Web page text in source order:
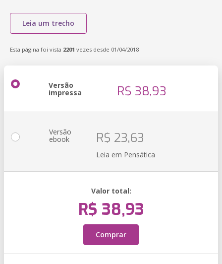
Leia um trecho
Esta página foi vista 2201 vezes desde 01/04/2018
Versão
impressa R$ 38,93
Versão
ebook R$ 23,63
Leia em Pensática
Valor total:
R$ 38,93
Comprar